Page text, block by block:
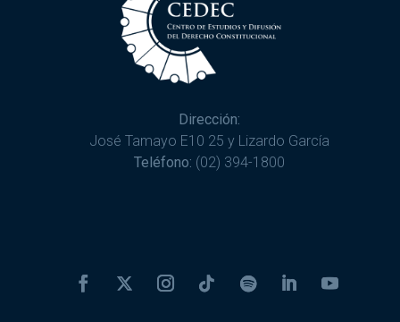
Dirección:
José Tamayo E10 25 y Lizardo García
Teléfono: (02) 394-1800